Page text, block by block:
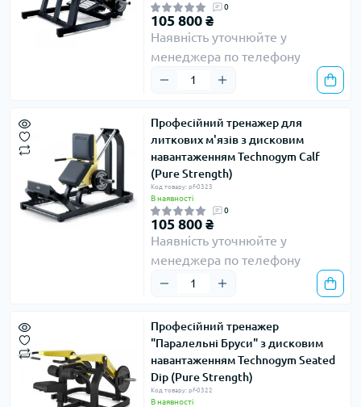
0
105 800 ₴
Наявність уточнюйте у
менеджера по телефону
Професійний тренажер для
литкових м'язів з дисковим
навантаженням Technogym Calf
(Pure Strength)
Код товару: pf-0323
В наявності
0
105 800 ₴
Наявність уточнюйте у
менеджера по телефону
Професійний тренажер
"Паралельні Бруси" з дисковим
навантаженням Technogym Seated
Dip (Pure Strength)
Код товару: pf-0322
В наявності